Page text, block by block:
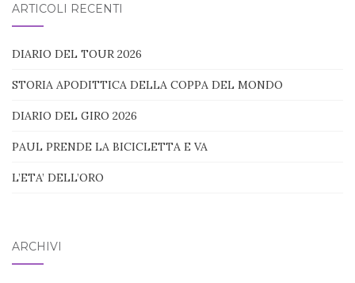
ARTICOLI RECENTI
DIARIO DEL TOUR 2026
STORIA APODITTICA DELLA COPPA DEL MONDO
DIARIO DEL GIRO 2026
PAUL PRENDE LA BICICLETTA E VA
L’ETA’ DELL’ORO
ARCHIVI